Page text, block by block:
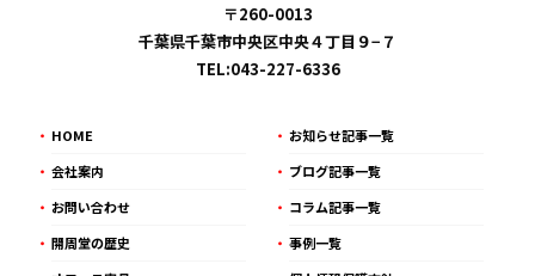
〒260-0013
千葉県千葉市中央区中央４丁目９−７
TEL:043-227-6336
HOME
会社案内
お問い合わせ
開周堂の歴史
お知らせ記事一覧
ブログ記事一覧
コラム記事一覧
事例一覧